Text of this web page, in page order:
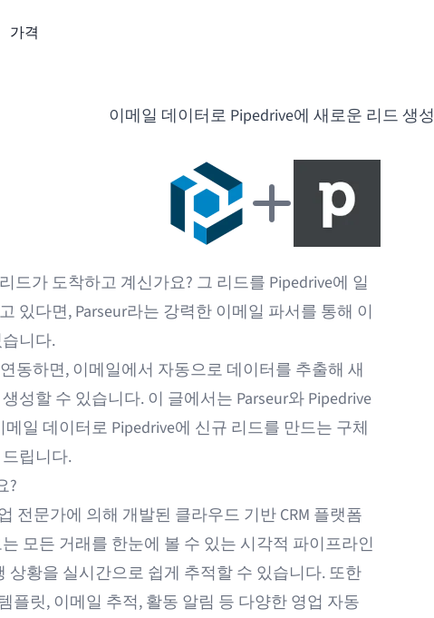
가격
이메일 데이터로 Pipedrive에 새로운 리드 생성
드가 도착하고 계신가요? 그 리드를 Pipedrive에 일
있다면, Parseur라는 강력한 이메일 파서를 통해 이
니다.
동하면, 이메일에서 자동으로 데이터를 추출해 새
성할 수 있습니다. 이 글에서는 Parseur와 Pipedrive
일 데이터로 Pipedrive에 신규 리드를 만드는 구체
립니다.
?
전문가에 의해 개발된 클라우드 기반 CRM 플랫폼
모든 거래를 한눈에 볼 수 있는 시각적 파이프라인
상황을 실시간으로 쉽게 추적할 수 있습니다. 또한
플릿, 이메일 추적, 활동 알림 등 다양한 영업 자동